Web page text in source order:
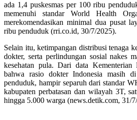
ada 1,4 puskesmas per 100 ribu
memenuhi standar World Health
merekomendasikan minimal dua pusat
ribu penduduk (rri.co.id, 30/7/2025).
Selain itu, ketimpangan distribusi tenaga
dokter, serta perlindungan sosial nakes
kesehatan pula. Dari data Kementerian
bahwa rasio dokter Indonesia masih
penduduk, hampir separuh dari standar
kabupaten perbatasan dan wilayah 3T,
hingga 5.000 warga (news.detik.com, 31/